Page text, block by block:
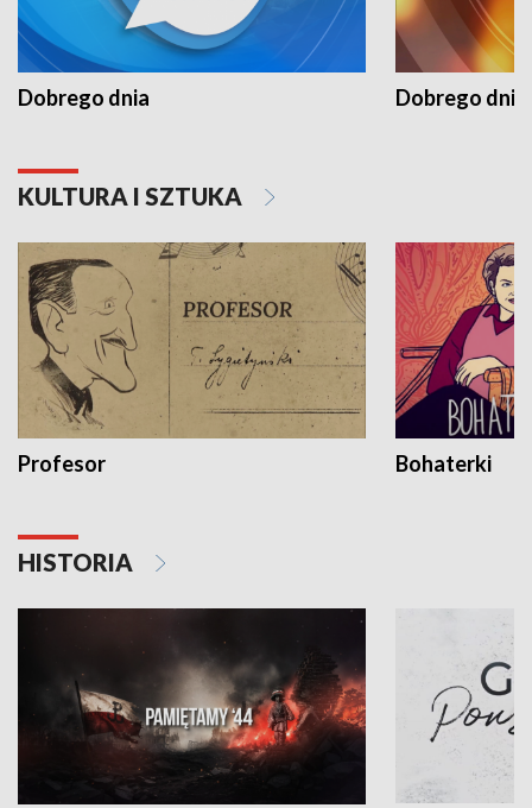
Dobrego dnia Dobrego dnia
KULTURA I SZTUKA
Profesor Bohaterki
HISTORIA